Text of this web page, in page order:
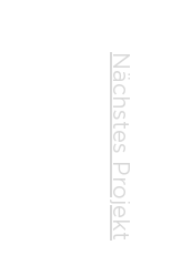
Nächstes Projekt